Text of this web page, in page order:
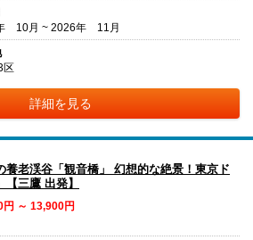
10月 ~ 2026年 11月
区
詳細を見る
老渓谷「観音橋」 幻想的な絶景！東京ド
三鷹 出発】
～ 13,900円